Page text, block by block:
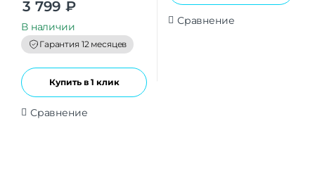
o
t
o
f
5
3 799 ₽
В наличии
Гарантия 12 месяцев
Купить в 1 клик
Сравнение
Сравнение